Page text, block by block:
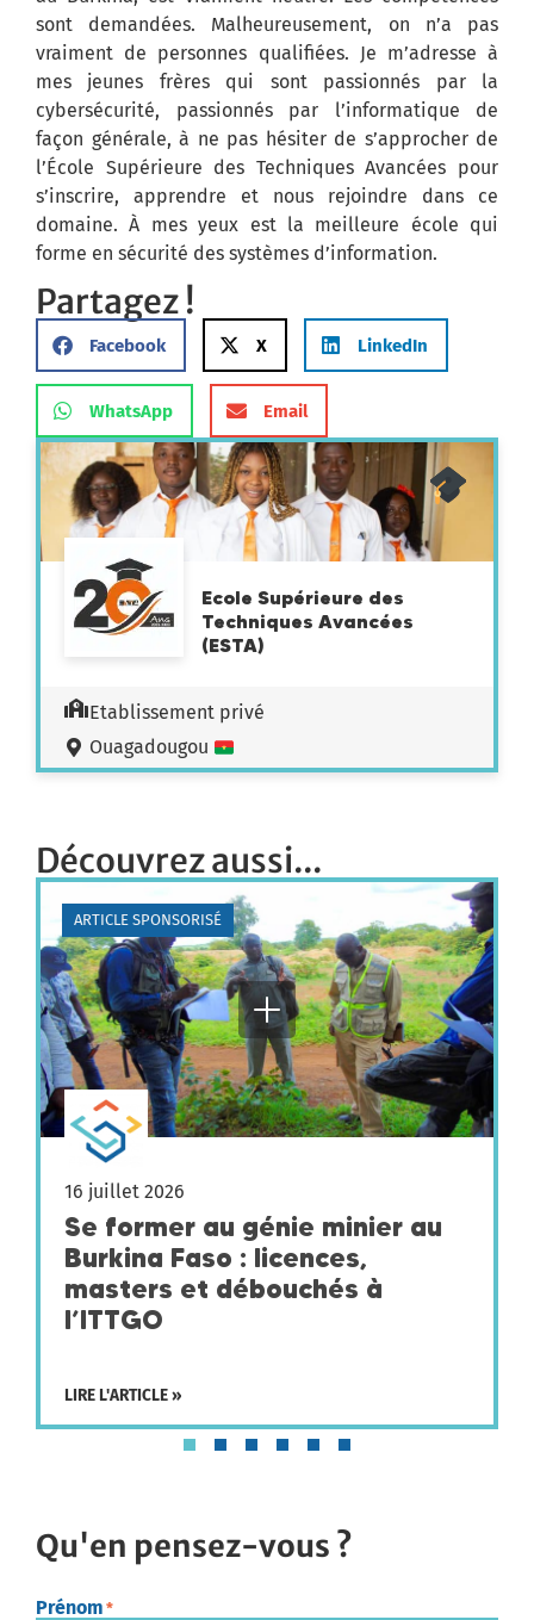
sont demandées. Malheureusement, on n’a pas
vraiment de personnes qualifiées. Je m’adresse à
mes jeunes frères qui sont passionnés par la
cybersécurité, passionnés par l’informatique de
façon générale, à ne pas hésiter de s’approcher de
l’École Supérieure des Techniques Avancées pour
s’inscrire, apprendre et nous rejoindre dans ce
domaine. À mes yeux est la meilleure école qui
forme en sécurité des systèmes d’information.
Partagez !
Facebook X LinkedIn
WhatsApp Email
Ecole Supérieure des
Techniques Avancées
(ESTA)
Etablissement privé
Ouagadougou
Découvrez aussi...
ARTICLE SPONSORISÉ
16 juillet 2026
Se former au génie minier au
Burkina Faso : licences,
masters et débouchés à
l’ITTGO
LIRE L'ARTICLE »
Qu'en pensez-vous ?
Prénom *